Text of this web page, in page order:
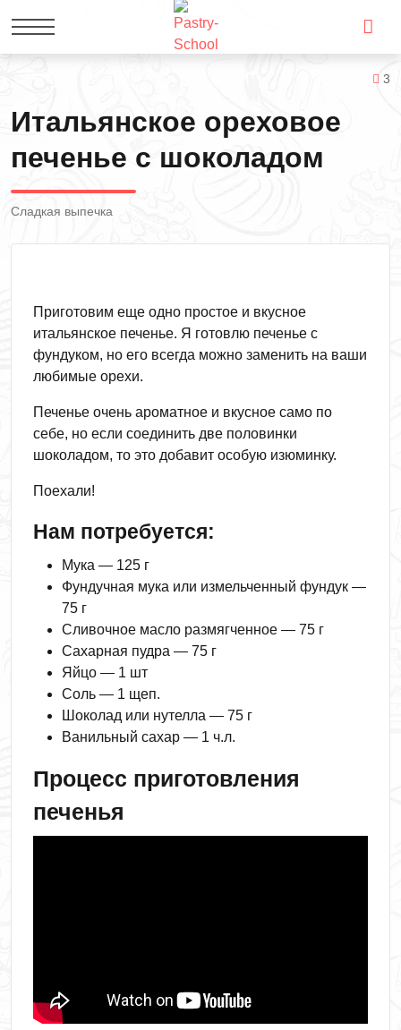
3
Итальянское ореховое
печенье с шоколадом
Сладкая выпечка
Приготовим еще одно простое и вкусное
итальянское печенье. Я готовлю печенье с
фундуком, но его всегда можно заменить на ваши
любимые орехи.
Печенье очень ароматное и вкусное само по
себе, но если соединить две половинки
шоколадом, то это добавит особую изюминку.
Поехали!
Нам потребуется:
Мука — 125 г
Фундучная мука или измельченный фундук —
75 г
Сливочное масло размягченное — 75 г
Сахарная пудра — 75 г
Яйцо — 1 шт
Соль — 1 щеп.
Шоколад или нутелла — 75 г
Ванильный сахар — 1 ч.л.
Процесс приготовления
печенья